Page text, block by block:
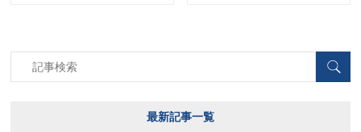
最新記事一覧